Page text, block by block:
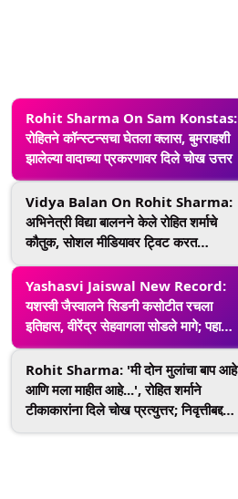
Rohit Sharma On Sam Konstas:
रोहितने कॉन्स्टन्सचा घेतला क्लास, बुमराहशी
झालेल्या वादाच्या प्रकरणावर दिले चोख उत्तर
Vidya Balan On Rohit Sharma:
अभिनेत्री विद्या बालनने केले रोहित शर्माचे
कौतुक, सोशल मीडियावर ट्विट करत
म्हणाली...
Yashasvi Jaiswal New Record:
यशस्वी जैस्वालने सिडनी कसोटीत रचला
इतिहास, वीरेंद्र सेहवागला सोडले मागे; पहा
आकडे
Rohit Sharma: 'मी दोन मुलांचा बाप आहे
आणि मला माहीत आहे...', रोहित शर्माने
टीकाकारांना दिले चोख प्रत्युत्तर; निवृत्तीबद्दल